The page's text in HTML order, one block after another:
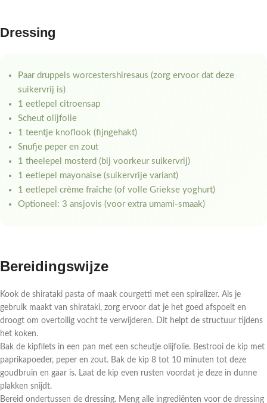
Dressing
Paar druppels worcestershiresaus (zorg ervoor dat deze
suikervrij is)
1 eetlepel citroensap
Scheut olijfolie
1 teentje knoflook (fijngehakt)
Snufje peper en zout
1 theelepel mosterd (bij voorkeur suikervrij)
1 eetlepel mayonaise (suikervrije variant)
1 eetlepel crème fraîche (of volle Griekse yoghurt)
Optioneel: 3 ansjovis (voor extra umami-smaak)
Bereidingswijze
Kook de shirataki pasta of maak courgetti met een spiralizer. Als je
gebruik maakt van shirataki, zorg ervoor dat je het goed afspoelt en
droogt om overtollig vocht te verwijderen. Dit helpt de structuur tijdens
het koken.
Bak de kipfilets in een pan met een scheutje olijfolie. Bestrooi de kip met
paprikapoeder, peper en zout. Bak de kip 8 tot 10 minuten tot deze
goudbruin en gaar is. Laat de kip even rusten voordat je deze in dunne
plakken snijdt.
Bereid ondertussen de dressing. Meng alle ingrediënten voor de dressing